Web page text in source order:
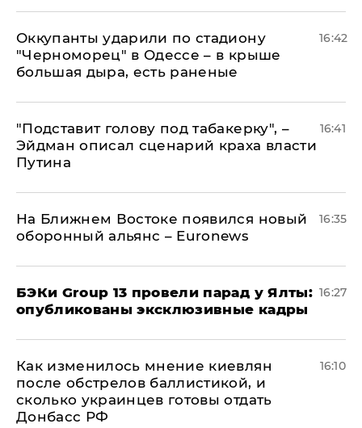
Оккупанты ударили по стадиону
"Черноморец" в Одессе – в крыше
большая дыра, есть раненые
16:42
​"Подставит голову под табакерку", –
Эйдман описал сценарий краха власти
Путина
16:41
На Ближнем Востоке появился новый
оборонный альянс – Euronews
16:35
​БЭКи Group 13 провели парад у Ялты:
опубликованы эксклюзивные кадры
16:27
Как изменилось мнение киевлян
после обстрелов баллистикой, и
сколько украинцев готовы отдать
Донбасс РФ
16:10